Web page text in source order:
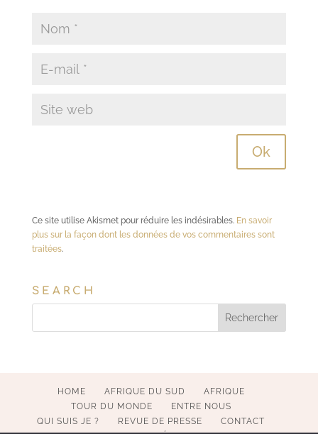
Ce site utilise Akismet pour réduire les indésirables. En savoir
plus sur la façon dont les données de vos commentaires sont
traitées.
SEARCH
HOME AFRIQUE DU SUD
AFRIQUE
TOUR DU MONDE
ENTRE NOUS
QUI SUIS JE ?
REVUE DE PRESSE
CONTACT